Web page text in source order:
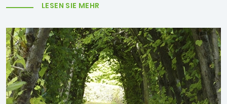
LESEN SIE MEHR